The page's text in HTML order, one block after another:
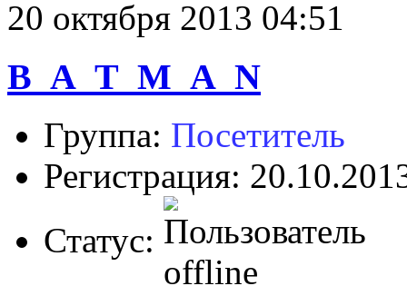
20 октября 2013 04:51
B_A_T_M_A_N
Группа: Посетитель
Регистрация:
Статус: